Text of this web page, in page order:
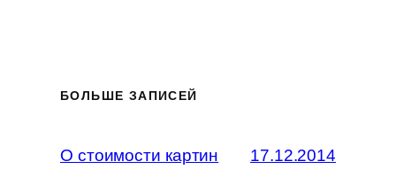
БОЛЬШЕ ЗАПИСЕЙ
О стоимости картин 17.12.2014